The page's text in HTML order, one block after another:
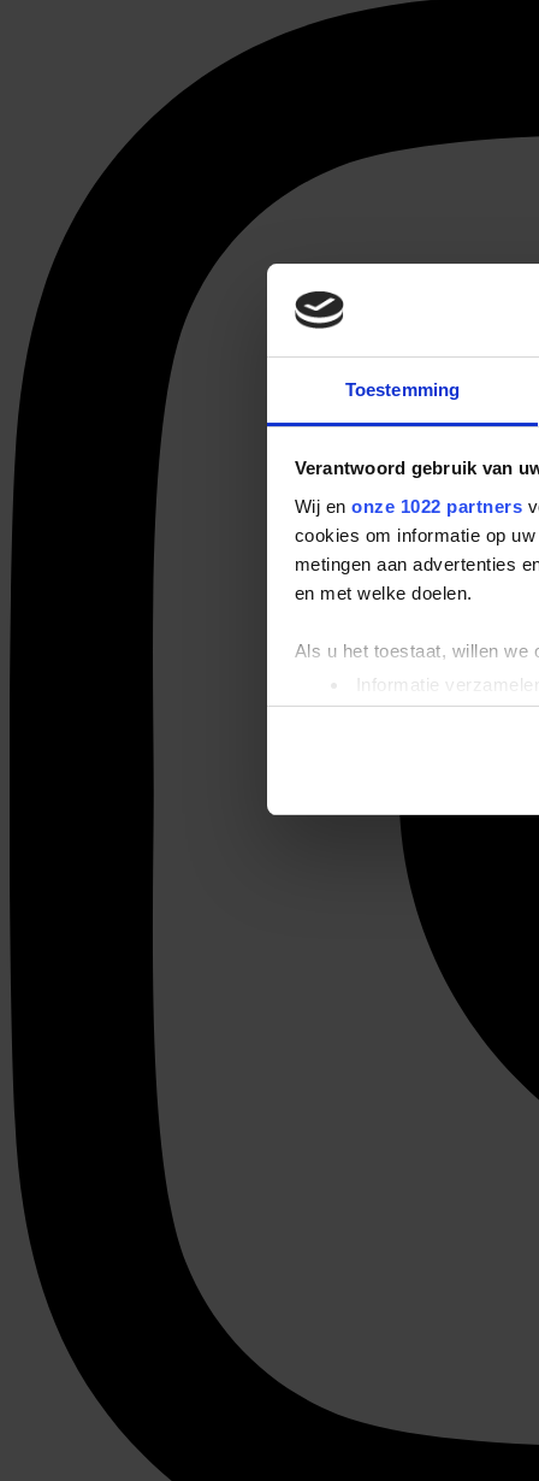
Toestemming
Verantwoord gebruik van
Wij en onze 1022 partners
cookies om informatie op
metingen aan advertenties
en met welke doelen.
Als u het toestaat, willen we
Informatie
Uw apparaat
Lees meer over hoe uw
We gebruiken cookies om
websiteverkeer te
media, adverteren en
verstrekt of die ze hebben